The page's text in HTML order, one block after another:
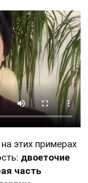
этих примерах
двоеточие
часть